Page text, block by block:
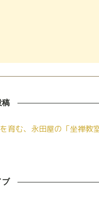
稿
育む、永田屋の「坐禅教
ブ